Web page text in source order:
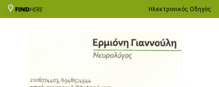
Ηλεκτρονικός Οδηγός